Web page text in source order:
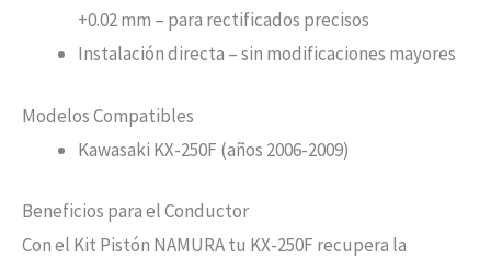
+0.02 mm – para rectificados precisos
Instalación directa – sin modificaciones mayores
Modelos Compatibles
Kawasaki KX-250F (años 2006-2009)
Beneficios para el Conductor
Con el Kit Pistón NAMURA tu KX-250F recupera la